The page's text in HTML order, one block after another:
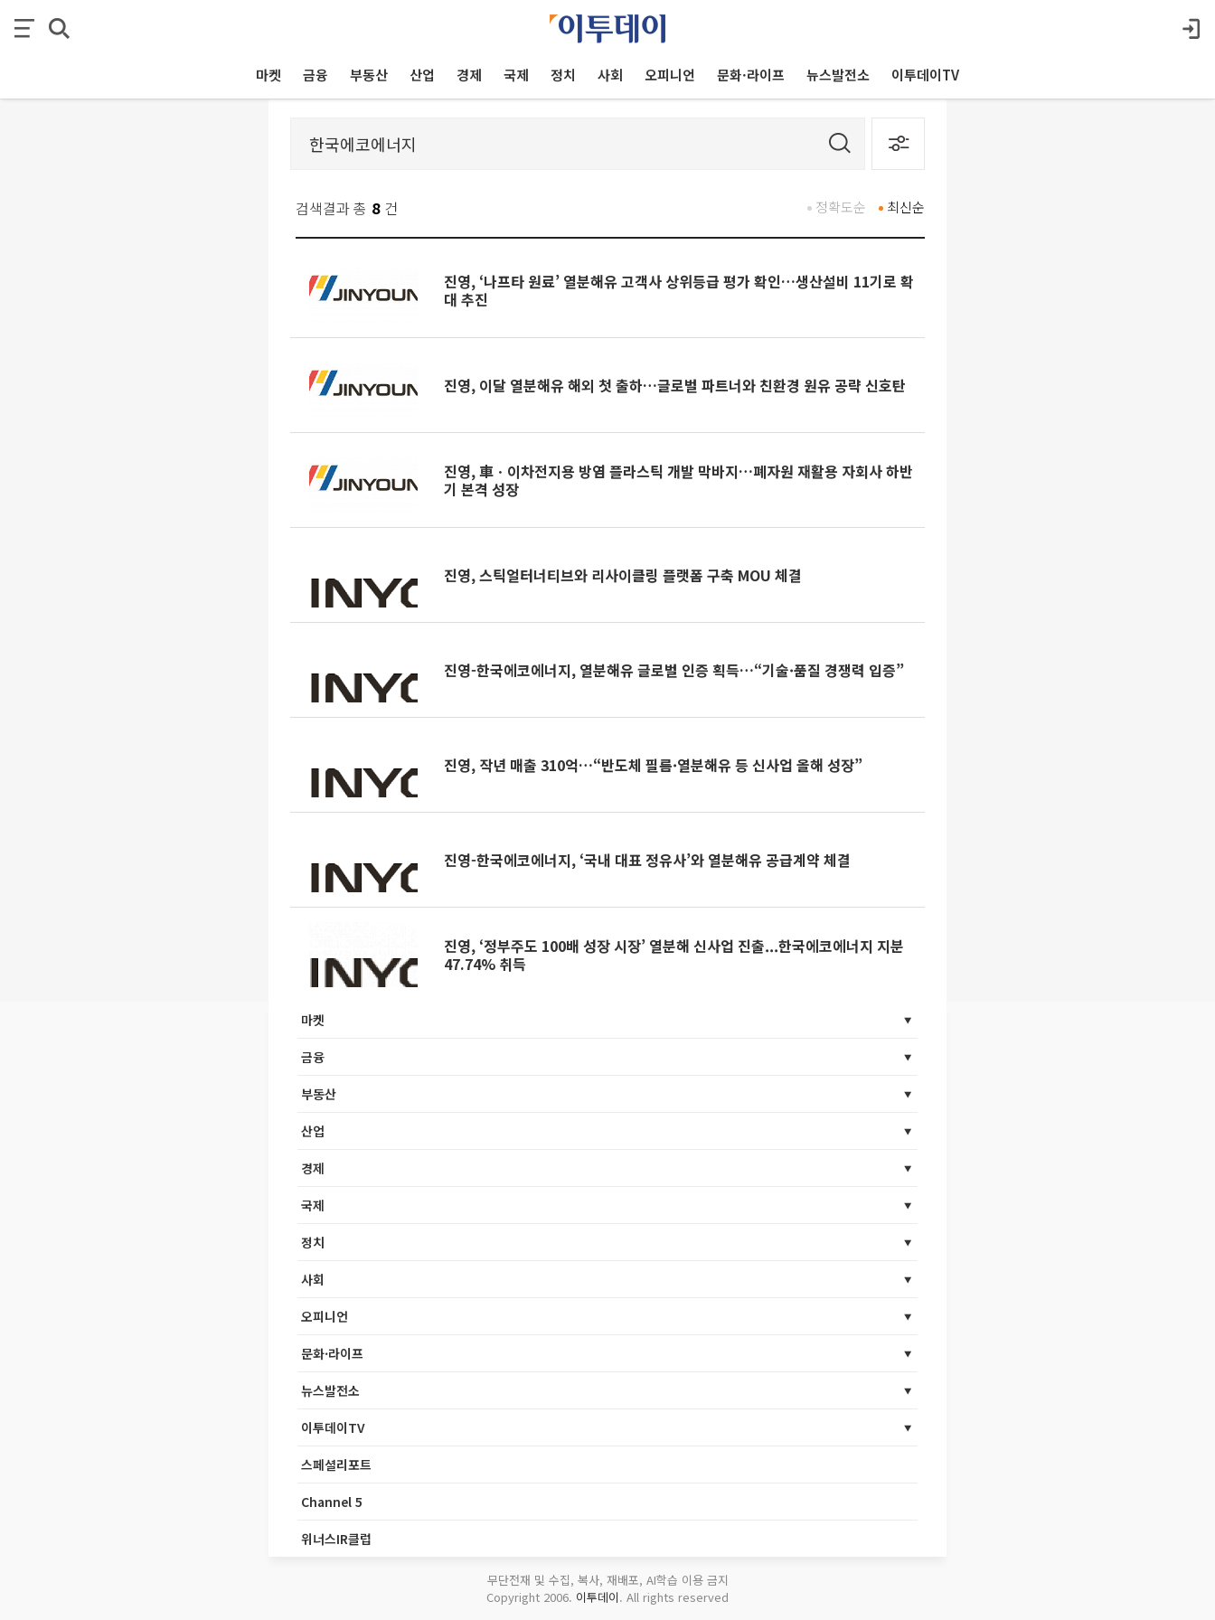
마켓 금융 부동산 산업 경제 국제 정치 사회 오피니언 문화·라이프 뉴스발전소 이투데이TV
검색결과 총 8 건 최신순
정확도순
진영, ‘나프타 원료’ 열분해유 고객사 상위등급 평가 확인…생산설비 11기로 확
대 추진
진영, 이달 열분해유 해외 첫 출하…글로벌 파트너와 친환경 원유 공략 신호탄
진영, 車ㆍ이차전지용 방염 플라스틱 개발 막바지…폐자원 재활용 자회사 하반
기 본격 성장
진영, 스틱얼터너티브와 리사이클링 플랫폼 구축 MOU 체결
진영-한국에코에너지, 열분해유 글로벌 인증 획득…“기술·품질 경쟁력 입증”
진영, 작년 매출 310억…“반도체 필름·열분해유 등 신사업 올해 성장”
진영-한국에코에너지, ‘국내 대표 정유사’와 열분해유 공급계약 체결
진영, ‘정부주도 100배 성장 시장’ 열분해 신사업 진출...한국에코에너지 지분
47.74% 취득
마켓
금융
부동산
산업
경제
국제
정치
사회
오피니언
문화·라이프
뉴스발전소
이투데이TV
스페셜리포트
Channel 5
위너스IR클럽
무단전재 및 수집, 복사, 재배포, AI학습 이용 금지
Copyright 2006. 이투데이. All rights reserved